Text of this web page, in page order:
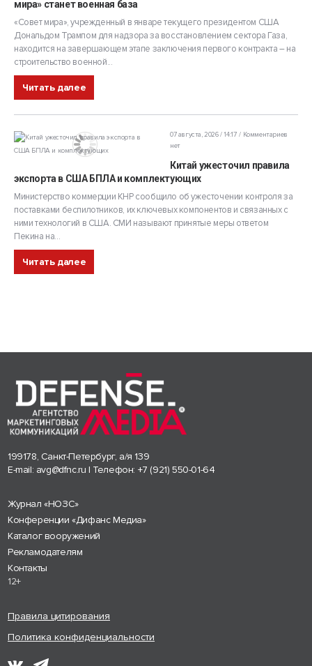
мира» станет военная база
«Совет мира», учрежденный в январе текущего президентом США
Дональдом Трампом для надзора за восстановлением сектора Газа,
находится на завершающем этапе заключения первого контракта – на
строительство военной...
Читать далее
07 августа, 2026 / 14:17
Комментариев
нет
Китай ужесточил правила
экспорта в США БПЛА и комплектующих
Министерство коммерции КНР сообщило об ужесточении контроля за
поставками беспилотников, их ключевых компонентов и связанных с
ними технологий в США. СМИ называют принятые меры ответом
Пекина на...
Читать далее
199178, Санкт-Петербург, а/я 139
E-mail: avg@dfnc.ru | Телефон: +7 (921) 550-01-64
Журнал «НОЗС»
Конференции «Дифанс Медиа»
Каталог вооружений
Рекламодателям
Контакты
12+
Правила цитирования
Политика конфиденциальности